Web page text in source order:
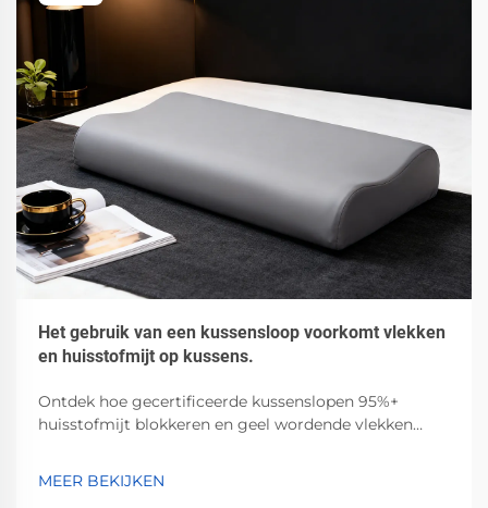
Het gebruik van een kussensloop voorkomt vlekken
en huisstofmijt op kussens.
Ontdek hoe gecertificeerde kussenslopen 95%+
huisstofmijt blokkeren en geel wordende vlekken
MEER BEKIJKEN